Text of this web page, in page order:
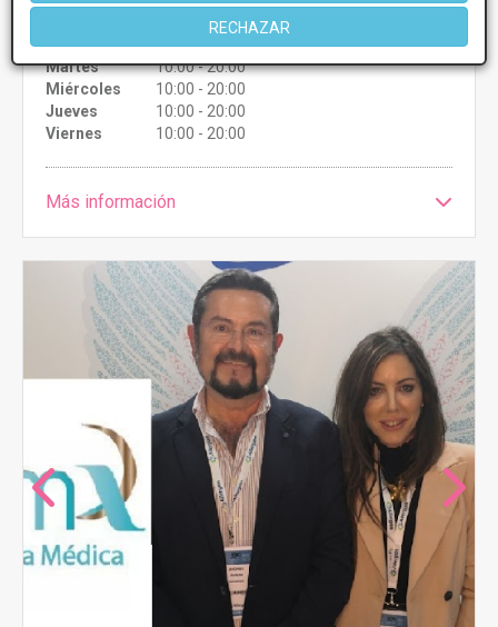
RECHAZAR
Lunes
10:00 - 20:00
Martes
10:00 - 20:00
Miércoles
10:00 - 20:00
Jueves
10:00 - 20:00
Viernes
10:00 - 20:00
Más información